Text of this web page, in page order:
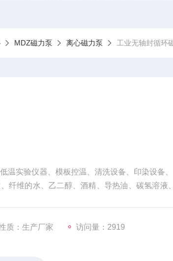
MDZ磁力泵 离心磁力泵 工业无轴封循环
温实验仪器、模板控温、清洗设备、印染设备
纤维的水、乙二醇、酒精、导热油、碳氢溶液
质：生产厂家 访问量：2919